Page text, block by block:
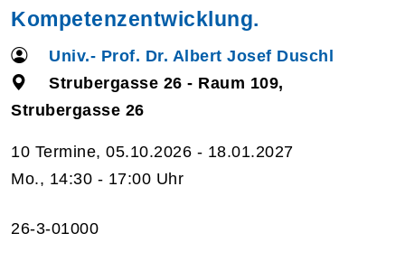
Kompetenzentwicklung.
Univ.- Prof. Dr. Albert Josef Duschl
Strubergasse 26 - Raum 109,
Strubergasse 26
10 Termine, 05.10.2026 - 18.01.2027
Mo., 14:30 - 17:00 Uhr
26-3-01000